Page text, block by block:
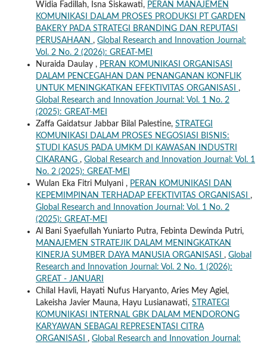
Widia Fadillah, Isna Siskawati, PERAN MANAJEMEN
KOMUNIKASI DALAM PROSES PRODUKSI PT GARDEN
BAKERY PADA STRATEGI BRANDING DAN REPUTASI
PERUSAHAAN , Global Research and Innovation Journal:
Vol. 2 No. 2 (2026): GREAT-MEI
Nuraida Daulay , PERAN KOMUNIKASI ORGANISASI
DALAM PENCEGAHAN DAN PENANGANAN KONFLIK
UNTUK MENINGKATKAN EFEKTIVITAS ORGANISASI ,
Global Research and Innovation Journal: Vol. 1 No. 2
(2025): GREAT-MEI
Zaffa Gaidatsur Jabbar Bilal Palestine, STRATEGI
KOMUNIKASI DALAM PROSES NEGOSIASI BISNIS:
STUDI KASUS PADA UMKM DI KAWASAN INDUSTRI
CIKARANG , Global Research and Innovation Journal: Vol. 1
No. 2 (2025): GREAT-MEI
Wulan Eka Fitri Mulyani , PERAN KOMUNIKASI DAN
KEPEMIMPINAN TERHADAP EFEKTIVITAS ORGANISASI ,
Global Research and Innovation Journal: Vol. 1 No. 2
(2025): GREAT-MEI
Al Bani Syaefullah Yuniarto Putra, Febinta Dewinda Putri,
MANAJEMEN STRATEJIK DALAM MENINGKATKAN
KINERJA SUMBER DAYA MANUSIA ORGANISASI , Global
Research and Innovation Journal: Vol. 2 No. 1 (2026):
GREAT - JANUARI
Chilal Havli, Hayati Nufus Haryanto, Aries Mey Agiel,
Lakeisha Javier Mauna, Hayu Lusianawati, STRATEGI
KOMUNIKASI INTERNAL GBK DALAM MENDORONG
KARYAWAN SEBAGAI REPRESENTASI CITRA
ORGANISASI , Global Research and Innovation Journal: